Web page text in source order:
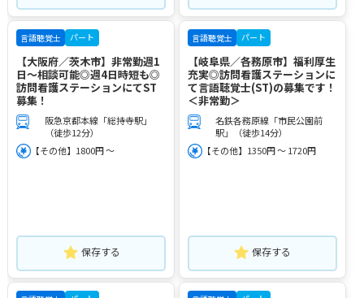
言語聴覚士 パート
【大阪府／茨木市】非常勤週1
日～相談可能◎週4日時短も◎
訪問看護ステーションにてST
募集！
阪急京都本線「総持寺駅」
（徒歩12分）
【その他】1800円 ～
保存する
言語聴覚士 パート
【岐阜県／各務原市】福利厚生
充実◎訪問看護ステーションに
て言語聴覚士(ST)の募集です！
＜非常勤＞
名鉄各務原線「市民公園前
駅」（徒歩14分）
【その他】1350円 ～ 1720円
保存する